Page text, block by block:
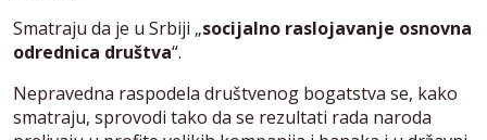
Smatraju da je u Srbiji „socijalno raslojavanje osnovna
odrednica društva“.
Nepravedna raspodela društvenog bogatstva se, kako
smatraju, sprovodi tako da se rezultati rada naroda